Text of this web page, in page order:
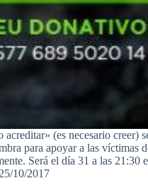
(es necesario creer)
para apoyar a las víctimas
Será el día 31 a las 21:30
25/10/2017